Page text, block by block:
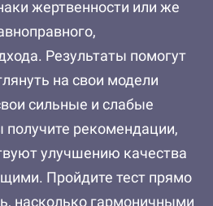
жертвенности или же
Результаты помогут
на свои модели
сильные и слабые
рекомендации,
улучшению качества
Пройдите тест прямо
насколько гармоничными